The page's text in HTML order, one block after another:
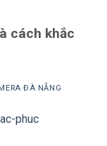
cách khắc
ĐÀ NẴNG